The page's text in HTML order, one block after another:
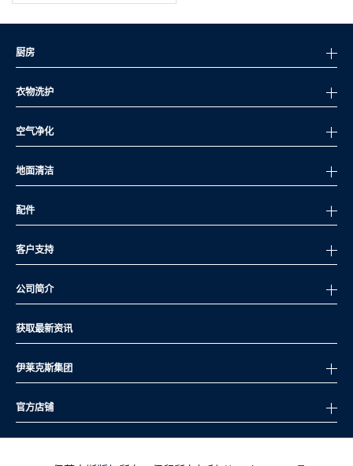
厨房
衣物洗护
空气净化
地面清洁
配件
客户支持
公司简介
获取最新资讯
伊莱克斯集团
官方店铺